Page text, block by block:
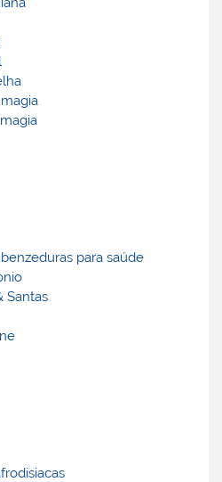
para saúde
Santas